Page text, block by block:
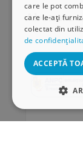
care le pot
care le-ați
colectat din
de
ACCEPTĂ
Abonare